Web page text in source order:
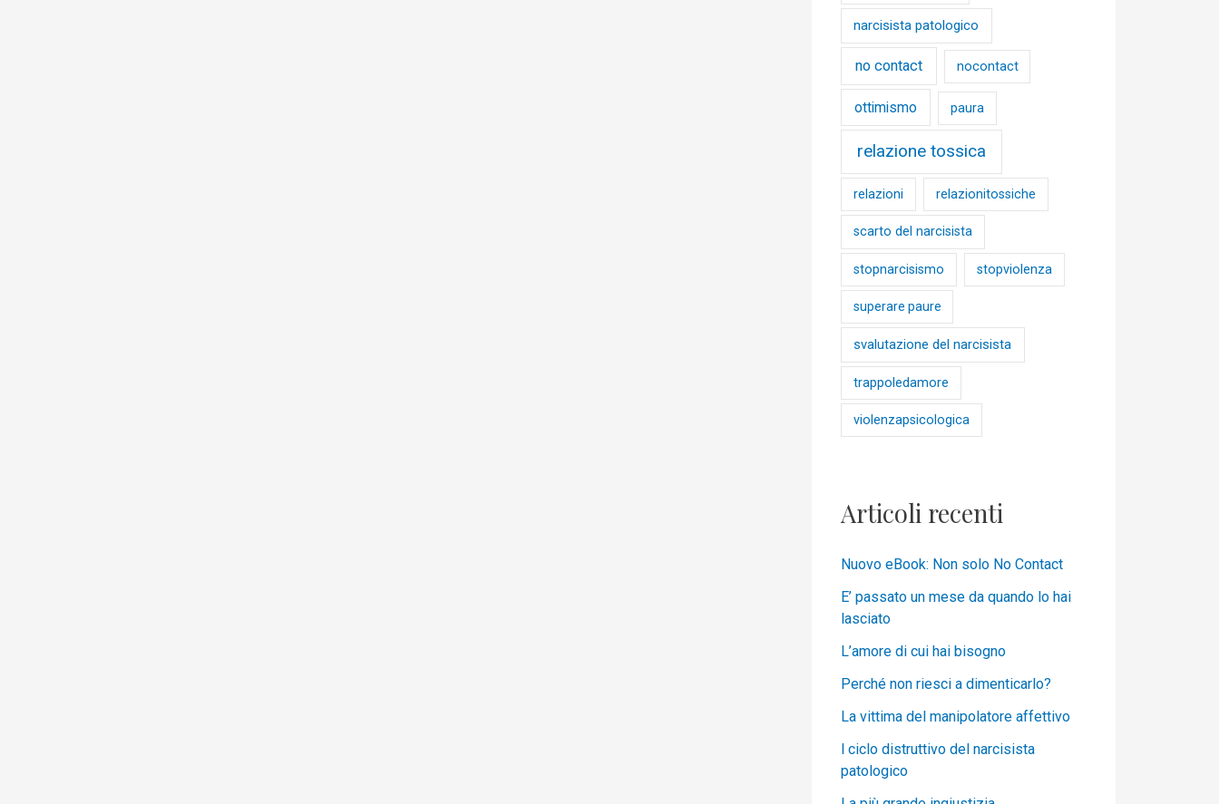
narcisista patologico
no contact nocontact
ottimismo paura
relazione tossica
relazioni relazionitossiche
scarto del narcisista
stopnarcisismo stopviolenza
superare paure
svalutazione del narcisista
trappoledamore
violenzapsicologica
Articoli recenti
Nuovo eBook: Non solo No Contact
E’ passato un mese da quando lo hai
lasciato
L’amore di cui hai bisogno
Perché non riesci a dimenticarlo?
La vittima del manipolatore affettivo
l ciclo distruttivo del narcisista
patologico